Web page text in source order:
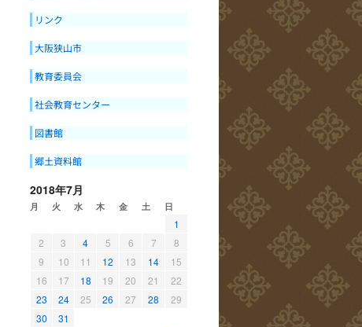
リンク
大阪狭山市
教育委員会
社会教育センター
図書館
郷土資料館
2018年7月
月 火 水 木 金 土 日
1
2
3 4 5 6 7
8
9
10 11 12 13 14
15
16
17 18 19 20 21
22
23
24 25 26 27 28
29
30
31